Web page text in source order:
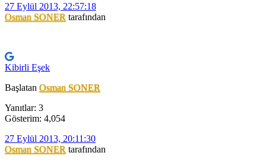
27 Eylül 2013, 22:57:18
Osman SONER tarafından
Kibirli Eşek
BaşlatanOsman SONER
Yanıtlar: 3
Gösterim: 4,054
27 Eylül 2013, 20:11:30
Osman SONER tarafından